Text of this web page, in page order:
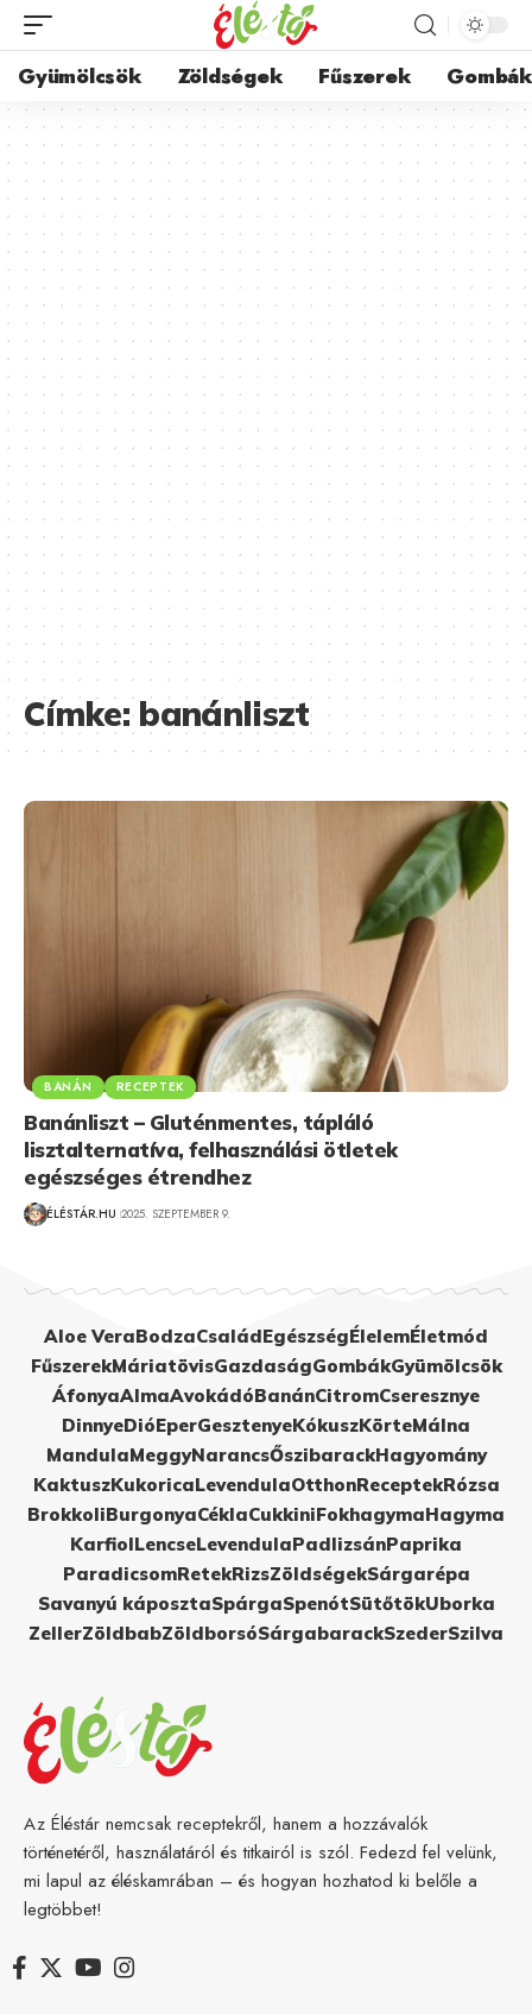
Gyümölcsök Zöldségek Fűszerek Gombák
Címke:banánliszt
BANÁN RECEPTEK
Banánliszt – Gluténmentes, tápláló
lisztalternatíva, felhasználási ötletek
egészséges étrendhez
ÉLÉSTÁR.HU 2025. SZEPTEMBER 9.
Aloe VeraBodzaCsaládEgészségÉlelemÉletmód
FűszerekMáriatövisGazdaságGombákGyümölcsök
ÁfonyaAlmaAvokádóBanánCitromCseresznye
DinnyeDióEperGesztenyeKókuszKörteMálna
MandulaMeggyNarancsŐszibarackHagyomány
KaktuszKukoricaLevendulaOtthonReceptekRózsa
BrokkoliBurgonyaCéklaCukkiniFokhagymaHagyma
KarfiolLencseLevendulaPadlizsánPaprika
ParadicsomRetekRizsZöldségekSárgarépa
Savanyú káposztaSpárgaSpenótSütőtökUborka
ZellerZöldbabZöldborsóSárgabarackSzederSzilva
Az Éléstár nemcsak receptekről, hanem a hozzávalók
történetéről, használatáról és titkairól is szól. Fedezd fel velünk,
mi lapul az éléskamrában – és hogyan hozhatod ki belőle a
legtöbbet!